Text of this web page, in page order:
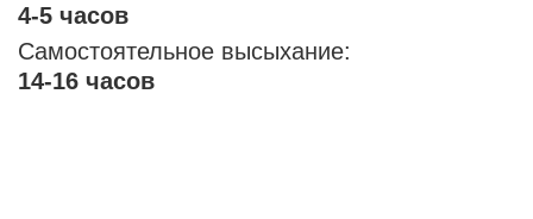
4-5 часов
Самостоятельное высыхание:
14-16 часов